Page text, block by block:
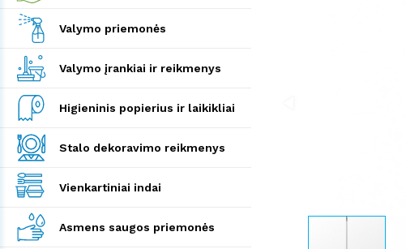
Valymo priemonės
Valymo įrankiai ir reikmenys
Higieninis popierius ir laikikliai
Stalo dekoravimo reikmenys
Vienkartiniai indai
Asmens saugos priemonės